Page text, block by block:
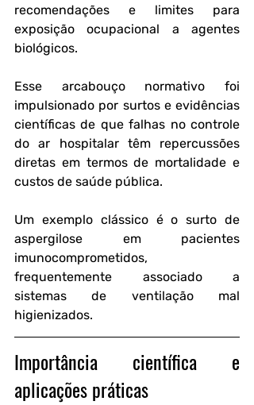
recomendações e limites para
exposição ocupacional a agentes
biológicos.
Esse arcabouço normativo foi
impulsionado por surtos e evidências
científicas de que falhas no controle
do ar hospitalar têm repercussões
diretas em termos de mortalidade e
custos de saúde pública.
Um exemplo clássico é o surto de
aspergilose em pacientes
imunocomprometidos,
frequentemente associado a
sistemas de ventilação mal
higienizados.
Importância científica e
aplicações práticas